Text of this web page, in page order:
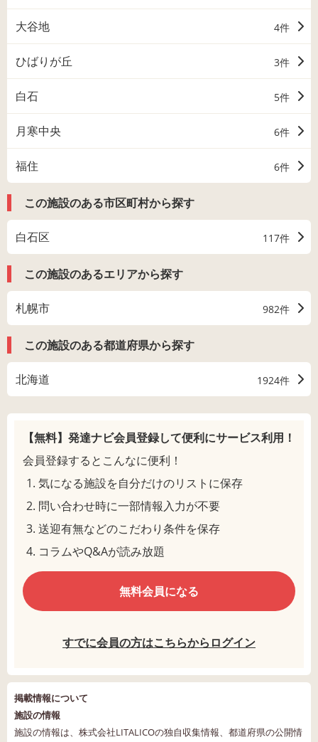
大谷地 4件
ひばりが丘 3件
白石 5件
月寒中央 6件
福住 6件
この施設のある市区町村から探す
白石区 117件
この施設のあるエリアから探す
札幌市 982件
この施設のある都道府県から探す
北海道 1924件
【無料】発達ナビ会員登録して便利にサービス利用！
会員登録するとこんなに便利！
気になる施設を自分だけのリストに保存
問い合わせ時に一部情報入力が不要
送迎有無などのこだわり条件を保存
コラムやQ&Aが読み放題
無料会員になる
すでに会員の方はこちらからログイン
掲載情報について
施設の情報
施設の情報は、株式会社LITALICOの独自収集情報、都道府県の公開情